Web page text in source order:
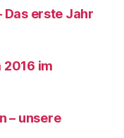
Das erste Jahr
2016 im
– unsere